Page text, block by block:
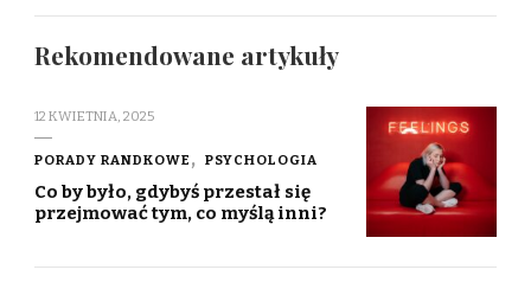
Rekomendowane artykuły
12 KWIETNIA, 2025
PORADY RANDKOWE PSYCHOLOGIA
Co by było, gdybyś przestał się
przejmować tym, co myślą inni?